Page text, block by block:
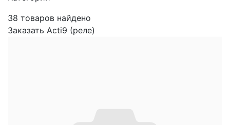
38 товаров найдено
Заказать Acti9 (реле)